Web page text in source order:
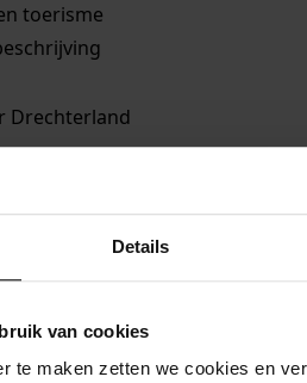
Details
van cookies
te maken zetten we cookies en
toerisme
Drechterland
onderwerpen